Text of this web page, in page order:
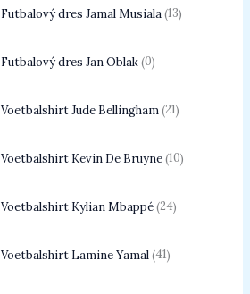
Futbalový dres Jamal Musiala 13
Futbalový dres Jan Oblak 0
Voetbalshirt Jude Bellingham 21
Voetbalshirt Kevin De Bruyne 10
Voetbalshirt Kylian Mbappé 24
Voetbalshirt Lamine Yamal 41